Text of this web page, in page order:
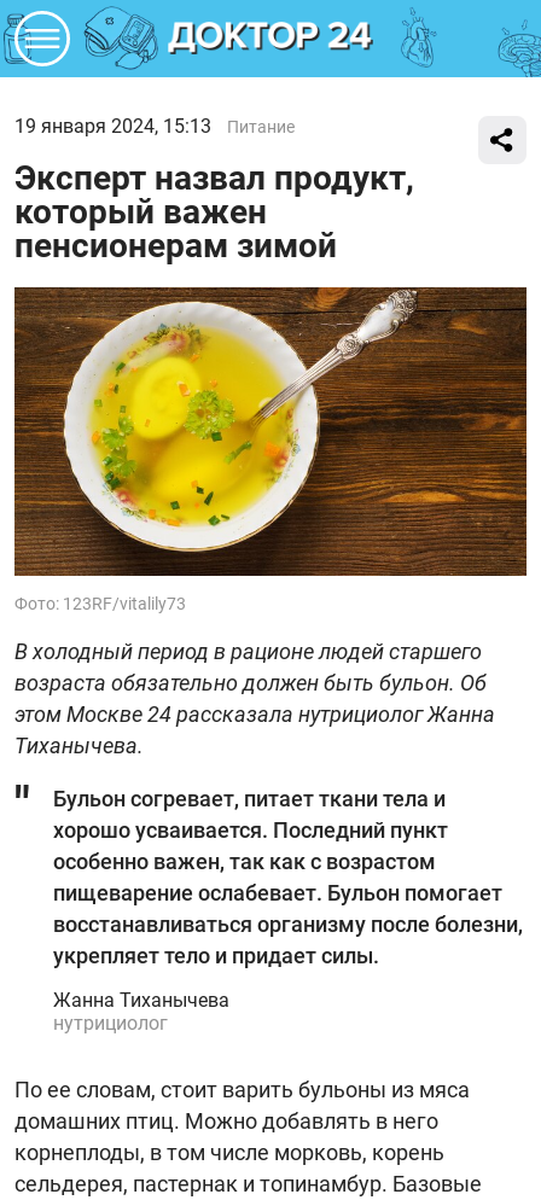
19 января 2024, 15:13 Питание
Эксперт назвал продукт,
который важен
пенсионерам зимой
Фото: 123RF/vitalily73
В холодный период в рационе людей старшего
возраста обязательно должен быть бульон. Об
этом Москве 24 рассказала нутрициолог Жанна
Тиханычева.
Бульон согревает, питает ткани тела и
хорошо усваивается. Последний пункт
особенно важен, так как с возрастом
пищеварение ослабевает. Бульон помогает
восстанавливаться организму после болезни,
укрепляет тело и придает силы.
Жанна Тиханычева
нутрициолог
По ее словам, стоит варить бульоны из мяса
домашних птиц. Можно добавлять в него
корнеплоды, в том числе морковь, корень
сельдерея, пастернак и топинамбур. Базовые